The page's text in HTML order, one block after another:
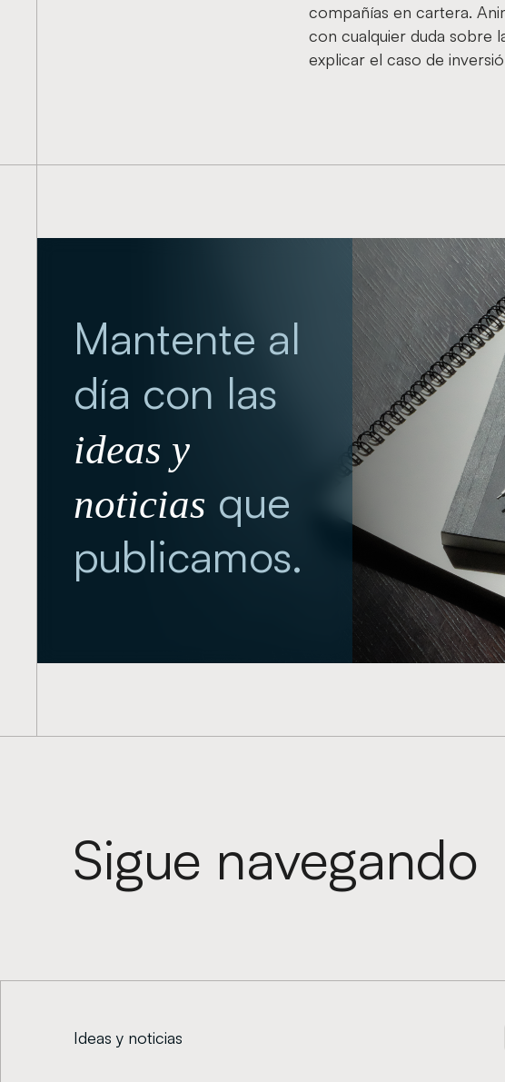
compañías en cartera.
con cualquier duda sobre
explicar el caso de
Mantente al
día con las
ideas y
noticias que
publicamos.
Sigue navegando
Ideas y noticias